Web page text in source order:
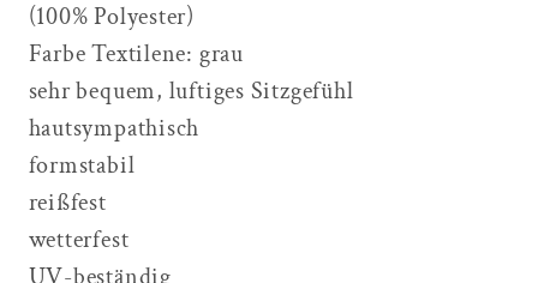
(100% Polyester)
Farbe Textilene: grau
sehr bequem, luftiges Sitzgefühl
hautsympathisch
formstabil
reißfest
wetterfest